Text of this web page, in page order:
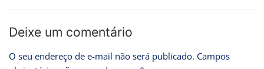
Deixe um comentário
O seu endereço de e-mail não será publicado. Campos